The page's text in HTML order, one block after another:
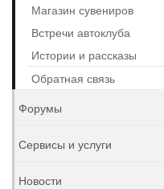
Магазин сувениров
Встречи автоклуба
Истории и рассказы
Обратная связь
Форумы
Сервисы и услуги
Новости